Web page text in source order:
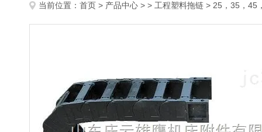
当前位置： 首页 > 产品中心 > > 工程塑料拖链 > 25，35，45